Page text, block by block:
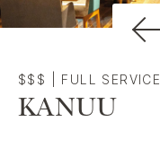
$$$ FULL
KANUU